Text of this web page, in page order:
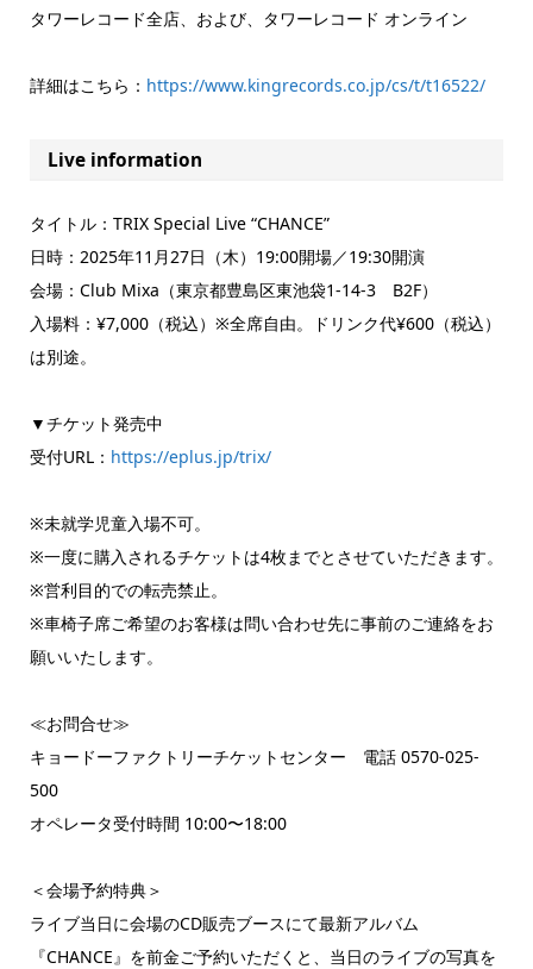
タワーレコード全店、および、タワーレコード オンライン
詳細はこちら： https://www.kingrecords.co.jp/cs/t/t16522/
Live information
タイトル：TRIX Special Live “CHANCE”
日時：2025年11月27日（木）19:00開場／19:30開演
会場：Club Mixa（東京都豊島区東池袋1-14-3 B2F）
入場料：¥7,000（税込）※全席自由。ドリンク代¥600（税込）
は別途。
▼チケット発売中
受付URL： https://eplus.jp/trix/
※未就学児童入場不可。
※一度に購入されるチケットは4枚までとさせていただきます。
※営利目的での転売禁止。
※車椅子席ご希望のお客様は問い合わせ先に事前のご連絡をお
願いいたします。
≪お問合せ≫
キョードーファクトリーチケットセンター 電話 0570-025-
500
オペレータ受付時間 10:00〜18:00
＜会場予約特典＞
ライブ当日に会場のCD販売ブースにて最新アルバム
『CHANCE』を前金ご予約いただくと、当日のライブの写真を